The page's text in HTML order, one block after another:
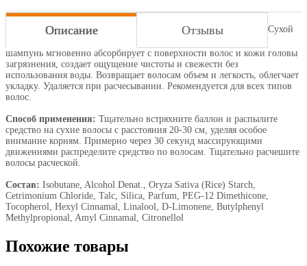
Описание Отзывы Сухой
шампунь мгновенно абсорбирует с поверхности волос и кожи головы
загрязнения, создает ощущение чистоты и свежести без
использования воды. Возвращает волосам объем и легкость, облегчает
укладку. Удаляется при расчесывании. Рекомендуется для всех типов
волос.
Способ применения: Тщательно встряхните баллон и распылите
средство на сухие волосы с расстояния 20-30 см, уделяя особое
внимание корням. Примерно через 30 секунд массирующими
движениями распределите средство по волосам. Тщательно расчешите
волосы расческой.
Состав: Isobutane, Alcohol Denat., Oryza Sativa (Rice) Starch,
Cetrimonium Chloride, Talc, Silica, Parfum, PEG-12 Dimethicone,
Tocopherol, Hexyl Cinnamal, Linalool, D-Limonene, Butylphenyl
Methylpropional, Amyl Cinnamal, Citronellol
Похожие товары